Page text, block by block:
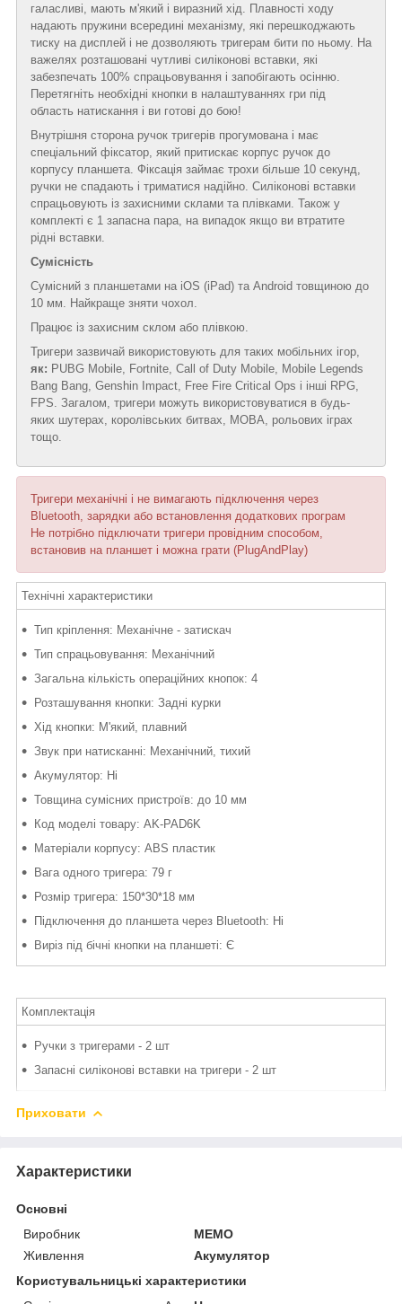
галасливі, мають м'який і виразний хід. Плавності ходу
надають пружини всередині механізму, які перешкоджають
тиску на дисплей і не дозволяють тригерам бити по ньому. На
важелях розташовані чутливі силіконові вставки, які
забезпечать 100% спрацьовування і запобігають осінню.
Перетягніть необхідні кнопки в налаштуваннях гри під
область натискання і ви готові до бою!
Внутрішня сторона ручок тригерів прогумована і має
спеціальний фіксатор, який притискає корпус ручок до
корпусу планшета. Фіксація займає трохи більше 10 секунд,
ручки не спадають і триматися надійно. Силіконові вставки
спрацьовують із захисними склами та плівками. Також у
комплекті є 1 запасна пара, на випадок якщо ви втратите
рідні вставки.
Сумісність
Сумісний з планшетами на iOS (iPad) та Android товщиною до
10 мм. Найкраще зняти чохол.
Працює із захисним склом або плівкою.
Тригери зазвичай використовують для таких мобільних ігор,
як: PUBG Mobile, Fortnite, Call of Duty Mobile, Mobile Legends
Bang Bang, Genshin Impact, Free Fire Critical Ops і інші RPG,
FPS. Загалом, тригери можуть використовуватися в будь-
яких шутерах, королівських битвах, MOBA, рольових іграх
тощо.
Тригери механічні і не вимагають підключення через
Bluetooth, зарядки або встановлення додаткових програм
Не потрібно підключати тригери провідним способом,
встановив на планшет і можна грати (PlugAndPlay)
Технічні характеристики
Тип кріплення: Механічне - затискач
Тип спрацьовування: Механічний
Загальна кількість операційних кнопок: 4
Розташування кнопки: Задні курки
Хід кнопки: М'який, плавний
Звук при натисканні: Механічний, тихий
Акумулятор: Ні
Товщина сумісних пристроїв: до 10 мм
Код моделі товару: AK-PAD6K
Матеріали корпусу: ABS пластик
Вага одного тригера: 79 г
Розмір тригера: 150*30*18 мм
Підключення до планшета через Bluetooth: Ні
Виріз під бічні кнопки на планшеті: Є
Комплектація
Ручки з тригерами - 2 шт
Запасні силіконові вставки на тригери - 2 шт
Приховати
Характеристики
Основні
Виробник
MEMO
Живлення
Акумулятор
Користувальницькі характеристики